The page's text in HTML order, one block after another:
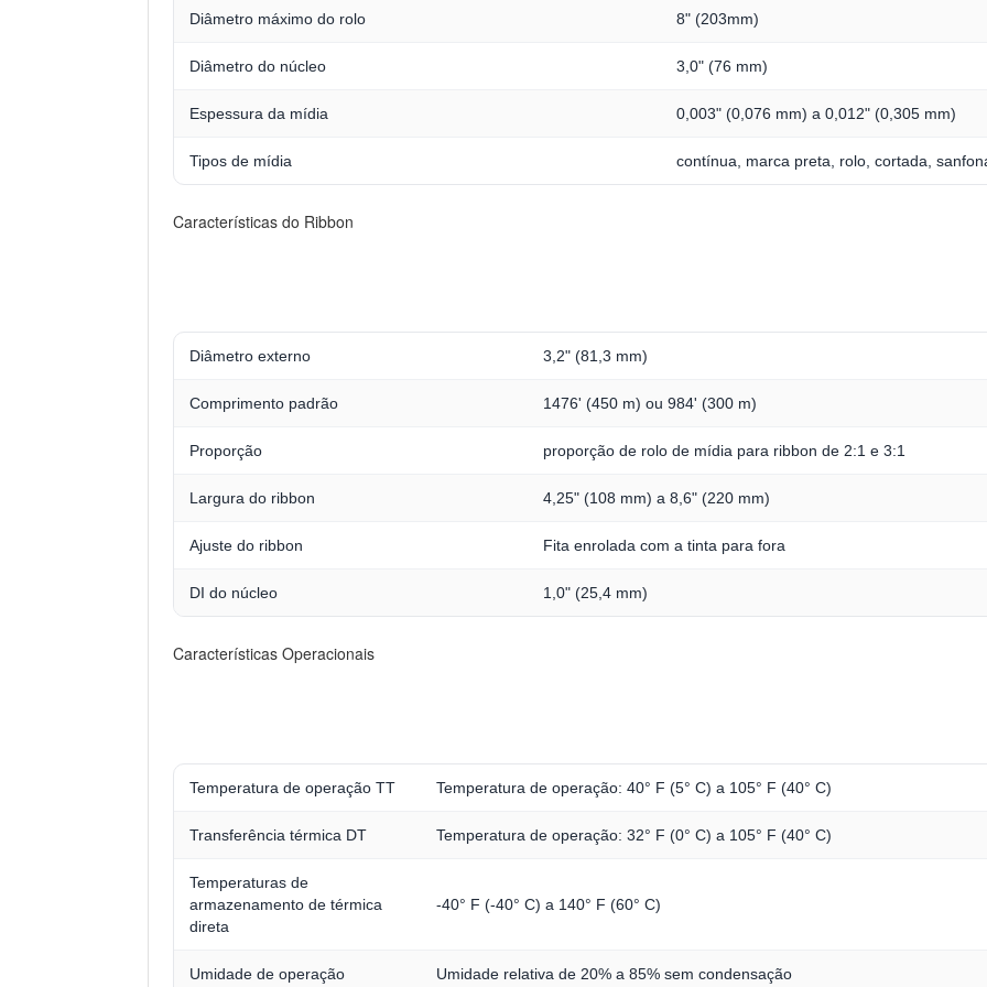
Diâmetro máximo do rolo 8" (203mm)
Diâmetro do núcleo 3,0" (76 mm)
Espessura da mídia 0,003" (0,076 mm) a 0,012" (0,305 mm)
Tipos de mídia contínua, marca preta, rolo, cortada,
Características do Ribbon
Diâmetro externo 3,2" (81,3 mm)
Comprimento padrão 1476' (450 m) ou 984' (300 m)
Proporção proporção de rolo de mídia para ribbon de 2:1 e 3:1
Largura do ribbon 4,25" (108 mm) a 8,6" (220 mm)
Ajuste do ribbon Fita enrolada com a tinta para fora
DI do núcleo 1,0" (25,4 mm)
Características Operacionais
Temperatura de operação TT Temperatura de operação: 40° F (5° C) a 105° F (40° C)
Transferência térmica DT Temperatura de operação: 32° F (0° C) a 105° F (40° C)
Temperaturas de
armazenamento de térmica
direta
-40° F (-40° C) a 140° F (60° C)
Umidade de operação Umidade relativa de 20% a 85% sem condensação